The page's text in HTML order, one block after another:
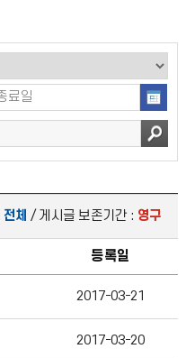
전체 / 게시글 보존기간 : 영구
등록일
2017-03-21
2017-03-20